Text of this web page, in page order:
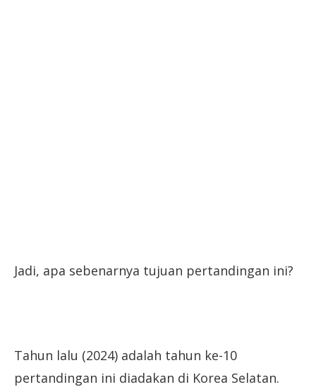
Jadi, apa sebenarnya tujuan pertandingan ini?
Tahun lalu (2024) adalah tahun ke-10
pertandingan ini diadakan di Korea Selatan.